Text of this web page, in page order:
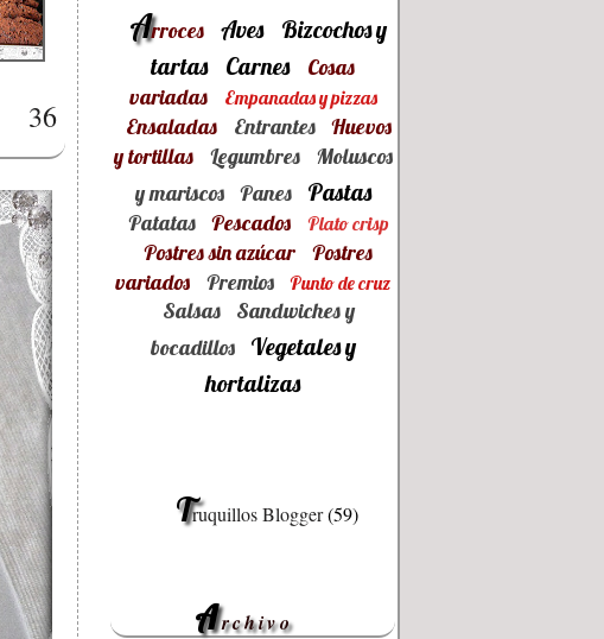
36
Arroces Aves
Bizcochos y
tartas
Carnes
Cosas
variadas
Empanadas y pizzas
Ensaladas Entrantes Huevos
y tortillas
Legumbres
Moluscos
y mariscos Panes Pastas
Patatas Pescados Plato crisp
Postres sin azúcar
Postres
variados
Premios Punto de cruz
Salsas
Sandwiches y
bocadillos
Vegetales y
hortalizas
Truquillos Blogger(59)
Archivo